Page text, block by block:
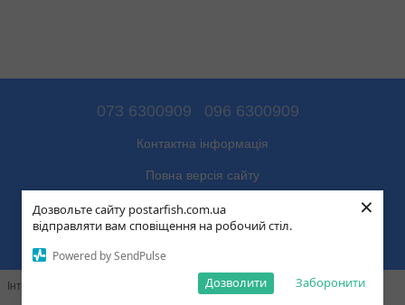
Дозвольте сайту postarfish.com.ua
відправляти вам сповіщення на робочий стіл.
Powered by SendPulse
Заборонити
Дозволити
×
073 6300909 096 6300909
Контактна інформація
Повна версія сайту
© 2026
Укр Рус
Інтернет-магазин створений з Хорошоп